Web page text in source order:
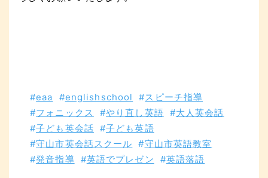
eaa englishschool
スピーチ指導
フォニックス
やり直し英語
大人英会話
子ども英会話
子ども英語
守山市英会話スクール
守山市英語教室
発音指導
英語でプレゼン 英語落語